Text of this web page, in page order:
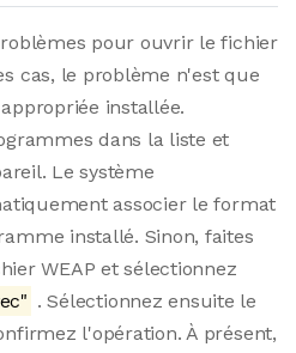
pour ouvrir le fichier
cas, le problème n'est que
installée.
dans la liste et
Le système
associer le format
installé. Sinon, faites
WEAP et sélectionnez
. Sélectionnez ensuite le
l'opération. À présent,